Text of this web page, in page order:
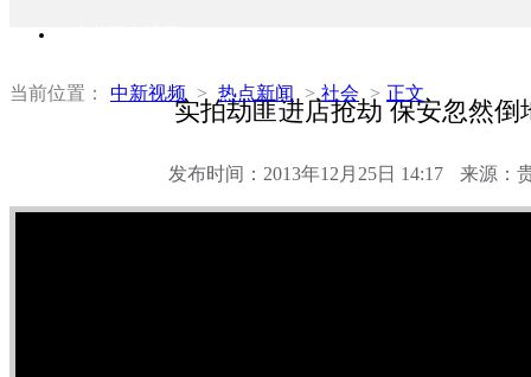
当前位置： 中新视频 > 热点新闻 > 社会 > 正文
实拍劫匪进店抢劫 保安忽然倒
发布时间：2013年12月25日 14:17 来源：